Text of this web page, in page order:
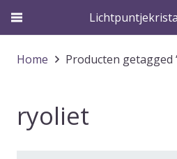
Home Producten getagged
ryoliet